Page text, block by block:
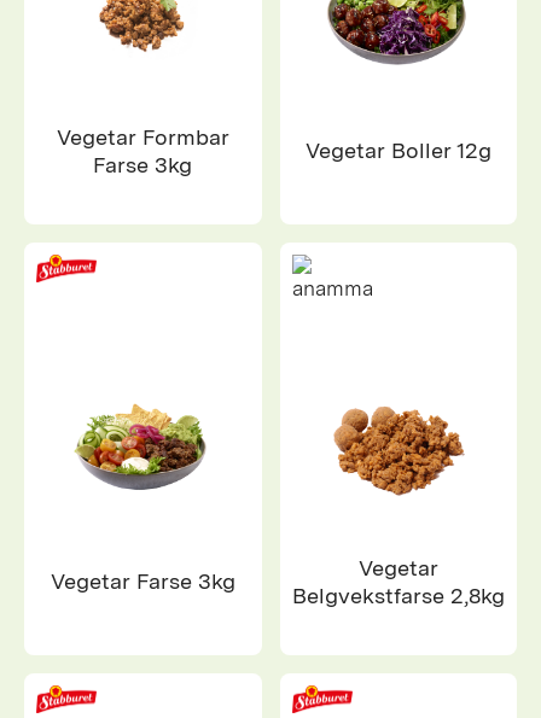
Vegetar Formbar
Farse 3kg
Vegetar Boller 12g
Vegetar Farse 3kg
Vegetar
Belgvekstfarse 2,8kg